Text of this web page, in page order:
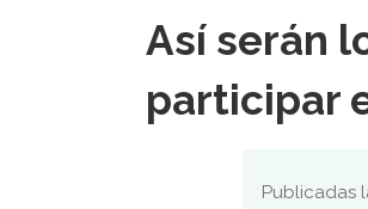
Así serán
participar
Publicadas